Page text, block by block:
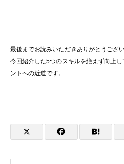
最後までお読みいただきありがとうござい
今回紹介した5つのスキルを絶えず向上
ントへの近道です。